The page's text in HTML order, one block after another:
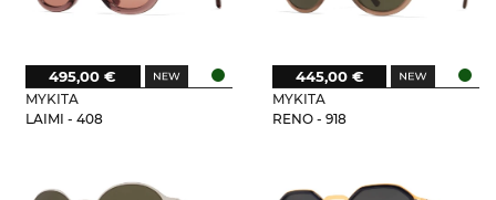
MYKITA
LAIMI - 408
495,00 €
MYKITA
RENO - 918
445,00 €